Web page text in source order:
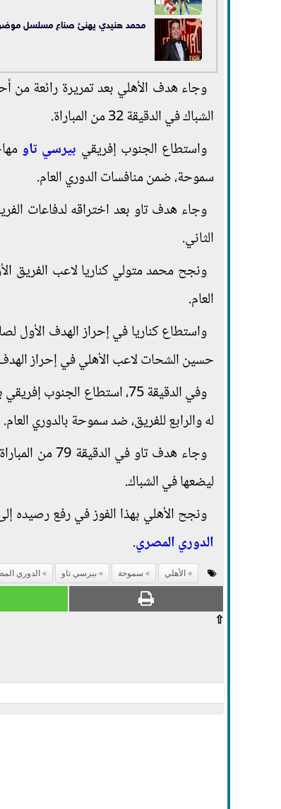
محمد هنيدي يهنئ صناع مسلسل
وجاء هدف الأهلي بعد تمريرة رائعة من
الشباك في الدقيقة 32 من المباراة.
واستطاع الجنوب إفريقي بيرسي تاو
سموحة، ضمن منافسات الدوري العام.
الثاني.
ونجح محمد متولي كناريا لاعب الفريق
العام.
حسين الشحات لاعب الأهلي في إحراز الهدف الثالث في
وفي الدقيقة 75، استطاع
له والرابع للفريق، ضد سموحة بالدوري العام.
وجاء هدف تاو
ليضعها في الشباك.
ونجح الأهلي بهذا الفوز في رفع رصيده إلى 18 نقطة من الفوز في ست مباريات متتالية بالعلامة الكاملة، في
الدوري المصري.
الأهلي سموحة بيرسي تاو الدوري
⇧